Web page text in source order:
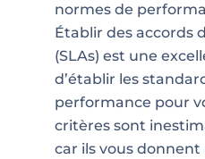
normes de
Établir des accords
(SLAs) est une
d’établir les
performance pour
critères sont
car ils vous donnent